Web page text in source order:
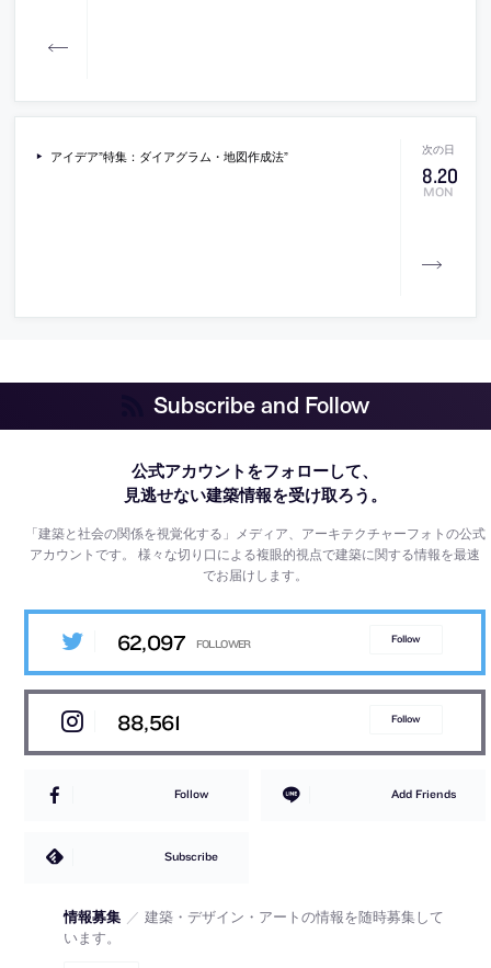
8.20
MON
アイデア”特集：ダイアグラム・地図作成法”
Subscribe and Follow
公式アカウントをフォローして、
見逃せない建築情報を受け取ろう。
「建築と社会の関係を視覚化する」メディア、アーキテクチャーフォトの公式
アカウントです。様々な切り口による複眼的視点で建築に関する情報を最速
でお届けします。
62,097 Follow
88,561 Follow
Follow Add Friends
Subscribe
情報募集 ／ 建築・デザイン・アートの情報を随時募集して
います。